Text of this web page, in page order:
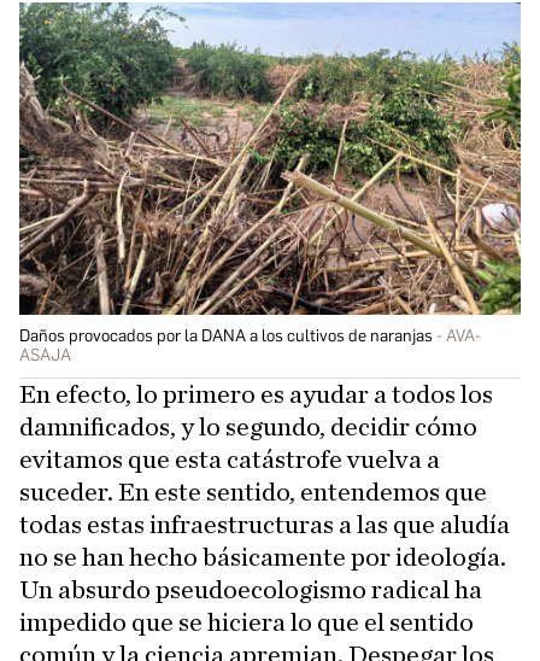
Daños provocados por la DANA a los cultivos de naranjas
AVA-
ASAJA
En efecto, lo primero es ayudar a todos los
damnificados, y lo segundo, decidir cómo
evitamos que esta catástrofe vuelva a
suceder. En este sentido, entendemos que
todas estas infraestructuras a las que aludía
no se han hecho básicamente por ideología.
Un absurdo pseudoecologismo radical ha
impedido que se hiciera lo que el sentido
común y la ciencia apremian. Despegar los